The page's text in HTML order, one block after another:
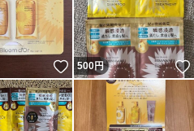
いいね！
500円